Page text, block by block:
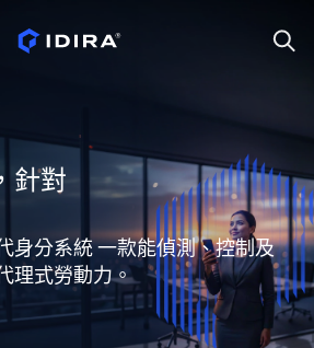
針對
身分系統一款能偵測、控制及
理式勞動力。